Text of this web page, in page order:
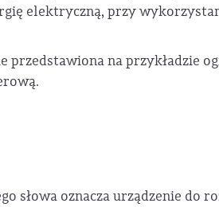
elektryczną, przy
przedstawiona na przykładzie
słowa oznacza urządzenie do